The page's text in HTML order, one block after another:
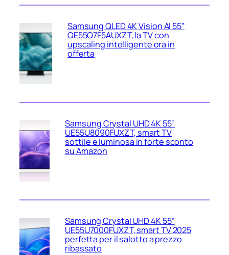
Samsung QLED 4K Vision AI 55”
QE55Q7F5AUXZT, la TV con
upscaling intelligente ora in
offerta
Samsung Crystal UHD 4K 55”
UE55U8090FUXZT, smart TV
sottile e luminosa in forte sconto
su Amazon
Samsung Crystal UHD 4K 55”
UE55U7000FUXZT, smart TV 2025
perfetta per il salotto a prezzo
ribassato